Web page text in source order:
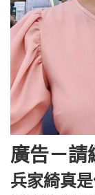
廣告－請
兵家綺真